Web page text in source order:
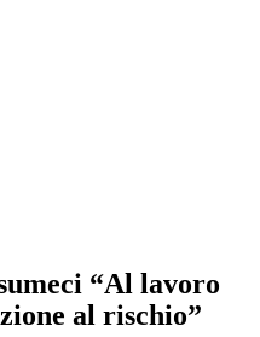
“Al lavoro
al rischio”